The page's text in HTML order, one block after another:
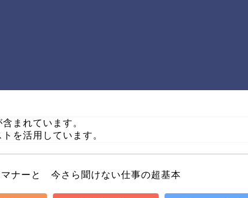
まれています。
を活用しています。
ナーと　今さら聞けない仕事の超基本